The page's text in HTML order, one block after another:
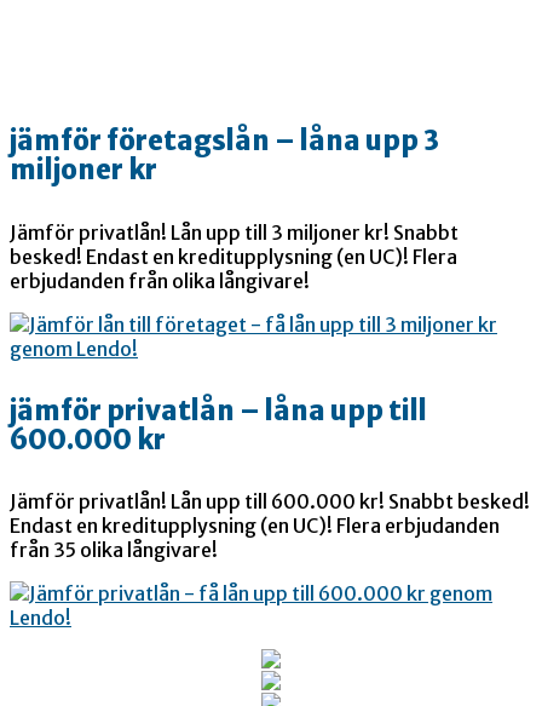
jämför företagslån – låna upp 3
miljoner kr
Jämför privatlån! Lån upp till 3 miljoner kr! Snabbt
besked! Endast en kreditupplysning (en UC)! Flera
erbjudanden från olika långivare!
jämför privatlån – låna upp till
600.000 kr
Jämför privatlån! Lån upp till 600.000 kr! Snabbt besked!
Endast en kreditupplysning (en UC)! Flera erbjudanden
från 35 olika långivare!